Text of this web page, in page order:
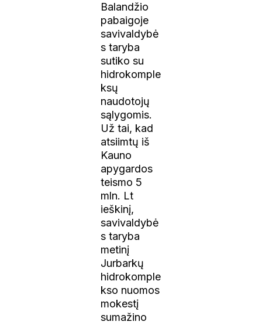
Balandžio
pabaigoje
savivaldybė
s taryba
sutiko su
hidrokomple
ksų
naudotojų
sąlygomis.
Už tai, kad
atsiimtų iš
Kauno
apygardos
teismo 5
mln. Lt
ieškinį,
savivaldybė
s taryba
metinį
Jurbarkų
hidrokomple
kso nuomos
mokestį
sumažino